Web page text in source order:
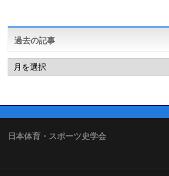
過去の記事
過
去
の
日本体育・スポーツ史学会